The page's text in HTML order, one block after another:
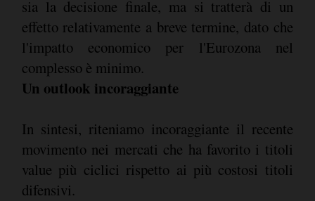
sia la decisione finale, ma si tratterà di un
effetto relativamente a breve termine, dato che
l'impatto economico per l'Eurozona nel
complesso è minimo.
Un outlook incoraggiante
In sintesi, riteniamo incoraggiante il recente
movimento nei mercati che ha favorito i titoli
value più ciclici rispetto ai più costosi titoli
difensivi.